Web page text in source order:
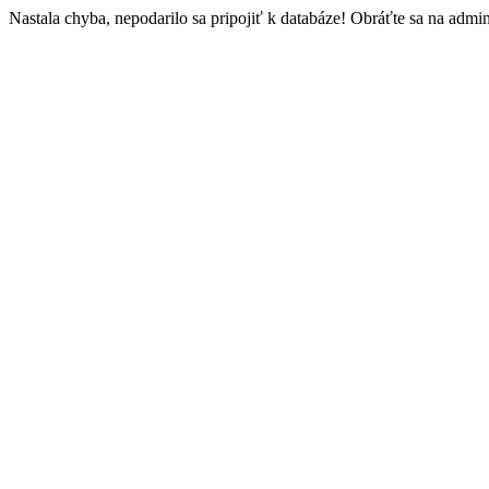
Nastala chyba, nepodarilo sa pripojiť k databáze! Obráťte sa na